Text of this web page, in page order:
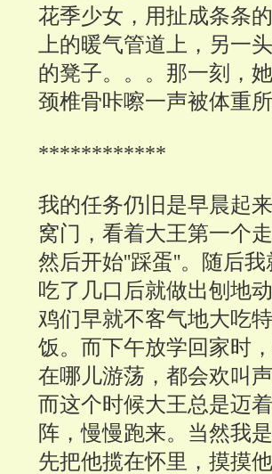
花季少女，用扯成条条
上的暖气管道上，另一
的凳子。。。那一刻，
颈椎骨咔嚓一声被体重
************
我的任务仍旧是早晨起
窝门，看着大王第一个
然后开始''踩蛋''。随后
吃了几口后就做出刨地
鸡们早就不客气地大吃
饭。而下午放学回家时
在哪儿游荡，都会欢叫
而这个时候大王总是迈
阵，慢慢跑来。当然我
先把他揽在怀里，摸摸